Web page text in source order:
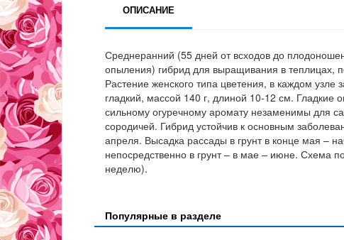
ОПИСАНИЕ
Среднеранний (55 дней от всходов до
опыления) гибрид для выращивания в теплицах,
Растение женского типа цветения, в каждом
гладкий, массой 140 г, длиной 10-12 см. Гладкие
сильному огуречному аромату незаменимы для
сородичей. Гибрид устойчив к основным
апреля. Высадка рассады в грунт в конце мая –
непосредственно в грунт – в мае – июне. Схема
неделю).
Популярные в разделе